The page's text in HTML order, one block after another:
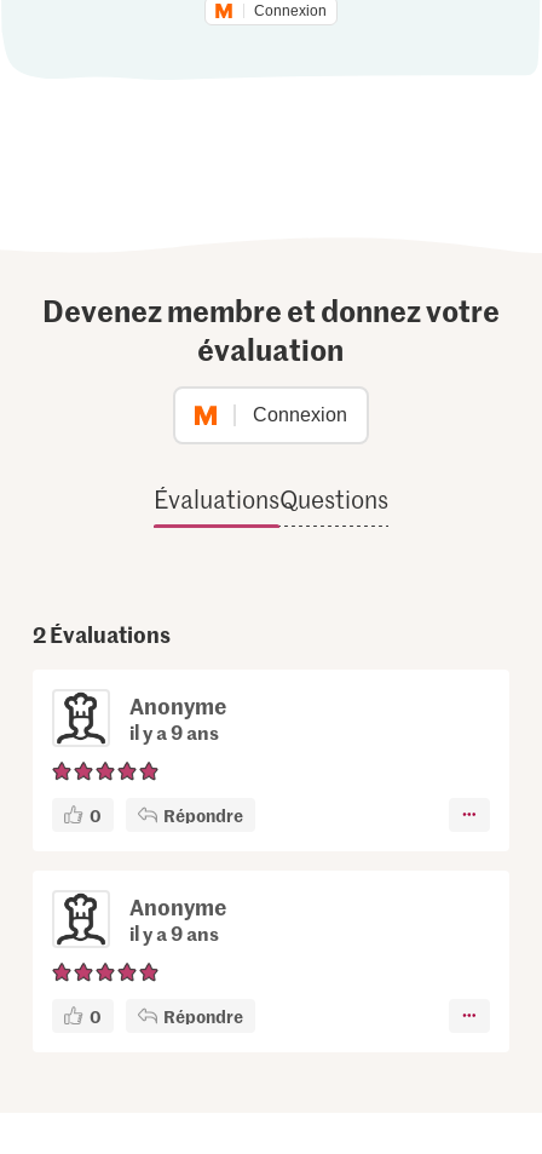
Connexion
Devenez membre et donnez votre
évaluation
Connexion
ÉvaluationsQuestions
2Évaluations
Anonyme
il y a 9 ans
0 Répondre
Anonyme
il y a 9 ans
0 Répondre